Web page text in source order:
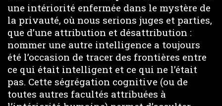
une intériorité enfermée dans le mystère de
la privauté, où nous serions juges et parties,
que d’une attribution et désattribution :
nommer une autre intelligence a toujours
été l’occasion de tracer des frontières entre
ce qui était intelligent et ce qui ne l’était
pas. Cette ségrégation cognitive (ou de
toutes autres facultés attribuées à